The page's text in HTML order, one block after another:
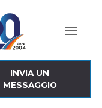
INVIA UN
MESSAGGIO